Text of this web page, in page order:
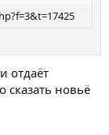
отдаёт
новьё